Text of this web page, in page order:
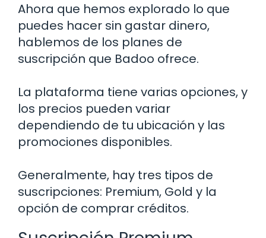
Ahora que hemos explorado lo que
puedes hacer sin gastar dinero,
hablemos de los planes de
suscripción que Badoo ofrece.
La plataforma tiene varias opciones, y
los precios pueden variar
dependiendo de tu ubicación y las
promociones disponibles.
Generalmente, hay tres tipos de
suscripciones: Premium, Gold y la
opción de comprar créditos.